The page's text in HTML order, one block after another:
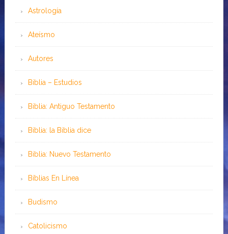
Astrología
Ateísmo
Autores
Biblia – Estudios
Biblia: Antiguo Testamento
Biblia: la Biblia dice
Biblia: Nuevo Testamento
Bíblias En Línea
Budismo
Catolicismo